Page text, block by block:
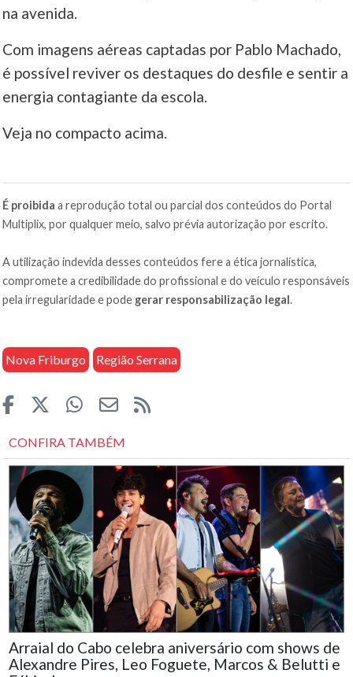
na avenida.
Com imagens aéreas captadas por Pablo Machado,
é possível reviver os destaques do desfile e sentir a
energia contagiante da escola.
Veja no compacto acima.
É proibida a reprodução total ou parcial dos conteúdos do Portal
Multiplix, por qualquer meio, salvo prévia autorização por escrito.
A utilização indevida desses conteúdos fere a ética jornalística,
compromete a credibilidade do profissional e do veículo responsáveis
pela irregularidade e pode gerar responsabilização legal.
Nova Friburgo Região Serrana
CONFIRA TAMBÉM
Arraial do Cabo celebra aniversário com shows de
Alexandre Pires, Leo Foguete, Marcos & Belutti e